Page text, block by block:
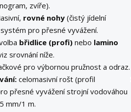
zvíře).
rovné nohy (čistý jídelní
pro přesné vyvážení.
břidlice (profi) nebo lamino
srovnání níže.
pro výbornou pružnost a odraz.
celomasivní rošt (profil
přesné vyvážení strojní vodováhou
mm/1 m.